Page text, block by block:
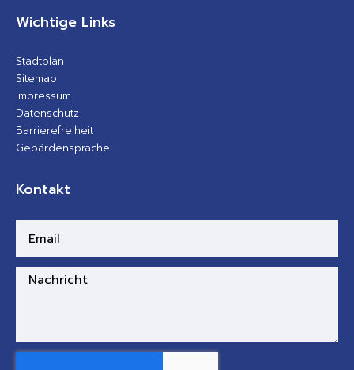
Wichtige Links
Stadtplan
Sitemap
Impressum
Datenschutz
Barrierefreiheit
Gebärdensprache
Kontakt